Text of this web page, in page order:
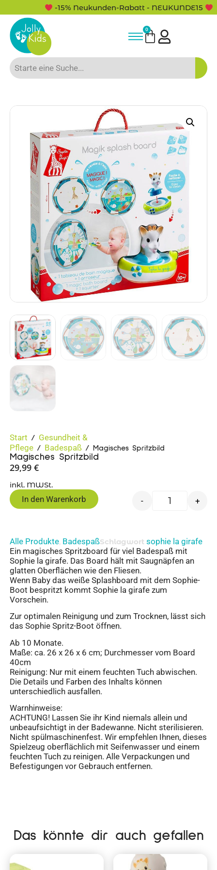
-15% Neukunden-Rabatt - NEUKUNDE15
0
Start / Gesundheit &
Pflege / Badespaß / Magisches Spritzbild
Magisches Spritzbild
29,99 €
inkl. MWSt.
- +
In den Warenkorb
Alle Produkte, BadespaßSchlagwort sophie la girafe
Ein magisches Spritzboard für viel Badespaß mit
Sophie la girafe. Das Board hält mit Saugnäpfen an
glatten Oberflächen wie den Fliesen.
Wenn Baby das weiße Splashboard mit dem Sophie-
Boot bespritzt kommt Sophie la girafe zum
Vorschein.
Zur optimalen Reinigung und zum Trocknen, lässt sich
das Sophie Spritz-Boot öffnen.
Ab 10 Monate.
Maße: ca. 26 x 26 x 6 cm; Durchmesser vom Board
40cm
Reinigung: Nur mit einem feuchten Tuch abwischen.
Die Details und Farben des Inhalts können
unterschiedlich ausfallen.
Warnhinweise:
ACHTUNG! Lassen Sie ihr Kind niemals allein und
unbeaufsichtigt in der Badewanne. Nicht sterilisieren.
Nicht spülmaschinenfest. Wir empfehlen Ihnen, dieses
Spielzeug oberflächlich mit Seifenwasser und einem
feuchten Tuch zu reinigen. Alle Verpackungen und
Befestigungen vor Gebrauch entfernen.
Das könnte dir auch gefallen